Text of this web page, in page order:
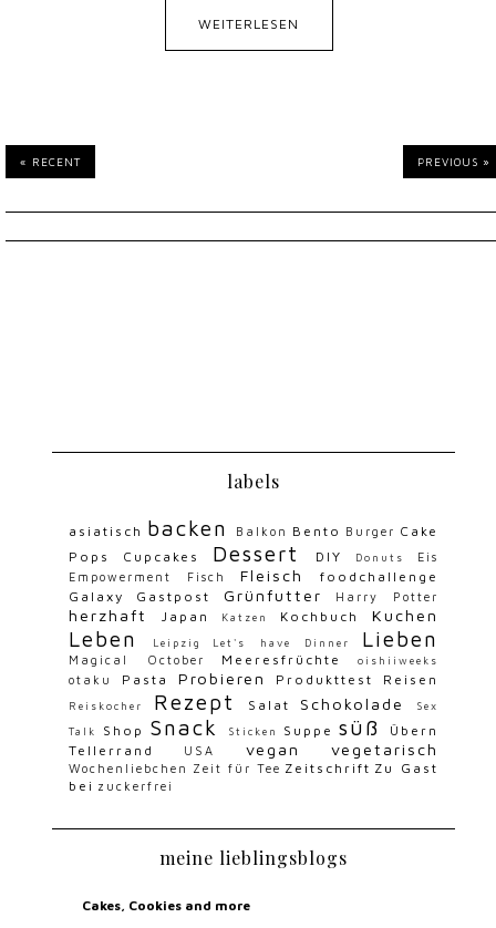
WEITERLESEN
« RECENT PREVIOUS »
labels
asiatisch backen Balkon Bento Burger Cake
Pops
Cupcakes Dessert DIY Donuts
Eis
Empowerment
Fisch Fleisch
foodchallenge
Galaxy
Gastpost Grünfutter Harry Potter
herzhaft Japan Katzen Kochbuch Kuchen
Leben Leipzig Let's have Dinner Lieben
Magical October Meeresfrüchte oishiiweeks
otaku Pasta Probieren Produkttest Reisen
Reiskocher Rezept Salat Schokolade Sex
Talk Shop Snack Sticken Suppe süß
Übern
Tellerrand
USA vegan vegetarisch
Wochenliebchen Zeit für Tee Zeitschrift Zu Gast
bei zuckerfrei
meine lieblingsblogs
Cakes, Cookies and more